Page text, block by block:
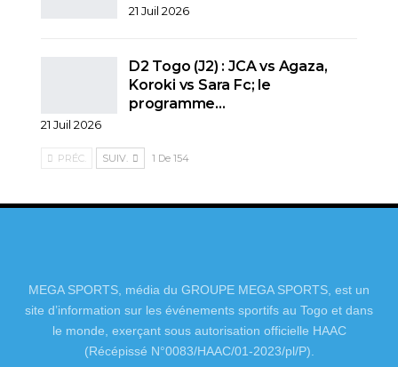
21 Juil 2026
D2 Togo (J2) : JCA vs Agaza,
Koroki vs Sara Fc; le
programme…
21 Juil 2026
PRÉC. SUIV. 1 De 154
MEGA SPORTS, média du GROUPE MEGA SPORTS, est un
site d’information sur les événements sportifs au Togo et dans
le monde, exerçant sous autorisation officielle HAAC
(Récépissé N°0083/HAAC/01-2023/pl/P).